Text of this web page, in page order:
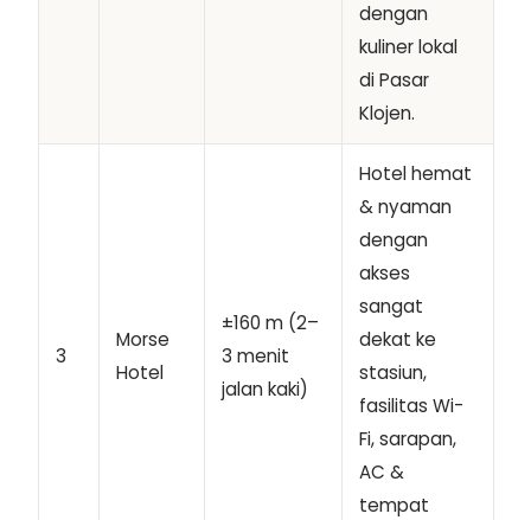
dengan
kuliner lokal
di Pasar
Klojen.
3
Morse
Hotel
±160 m (2–
3 menit
jalan kaki)
Hotel hemat
& nyaman
dengan
akses
sangat
dekat ke
stasiun,
fasilitas Wi-
Fi, sarapan,
AC &
tempat